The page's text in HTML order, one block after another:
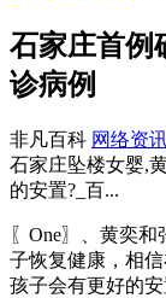
石家庄首例
诊病例
非凡百科 网络资
石家庄坠楼女婴,
的安置?_百...
〖One〗、黄奕
子恢复健康，相
孩子会有更好的